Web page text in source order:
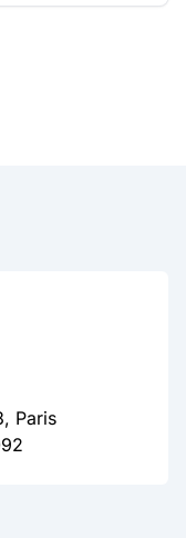
Paris